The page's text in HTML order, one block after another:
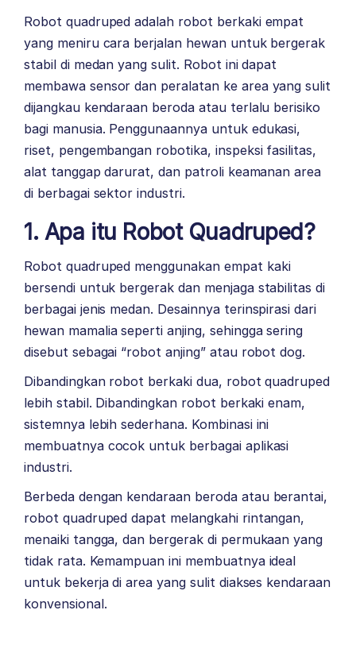
Robot quadruped adalah robot berkaki empat
yang meniru cara berjalan hewan untuk bergerak
stabil di medan yang sulit. Robot ini dapat
membawa sensor dan peralatan ke area yang sulit
dijangkau kendaraan beroda atau terlalu berisiko
bagi manusia. Penggunaannya untuk edukasi,
riset, pengembangan robotika, inspeksi fasilitas,
alat tanggap darurat, dan patroli keamanan area
di berbagai sektor industri.
1. Apa itu Robot Quadruped?
Robot quadruped menggunakan empat kaki
bersendi untuk bergerak dan menjaga stabilitas di
berbagai jenis medan. Desainnya terinspirasi dari
hewan mamalia seperti anjing, sehingga sering
disebut sebagai “robot anjing” atau robot dog.
Dibandingkan robot berkaki dua, robot quadruped
lebih stabil. Dibandingkan robot berkaki enam,
sistemnya lebih sederhana. Kombinasi ini
membuatnya cocok untuk berbagai aplikasi
industri.
Berbeda dengan kendaraan beroda atau berantai,
robot quadruped dapat melangkahi rintangan,
menaiki tangga, dan bergerak di permukaan yang
tidak rata. Kemampuan ini membuatnya ideal
untuk bekerja di area yang sulit diakses kendaraan
konvensional.